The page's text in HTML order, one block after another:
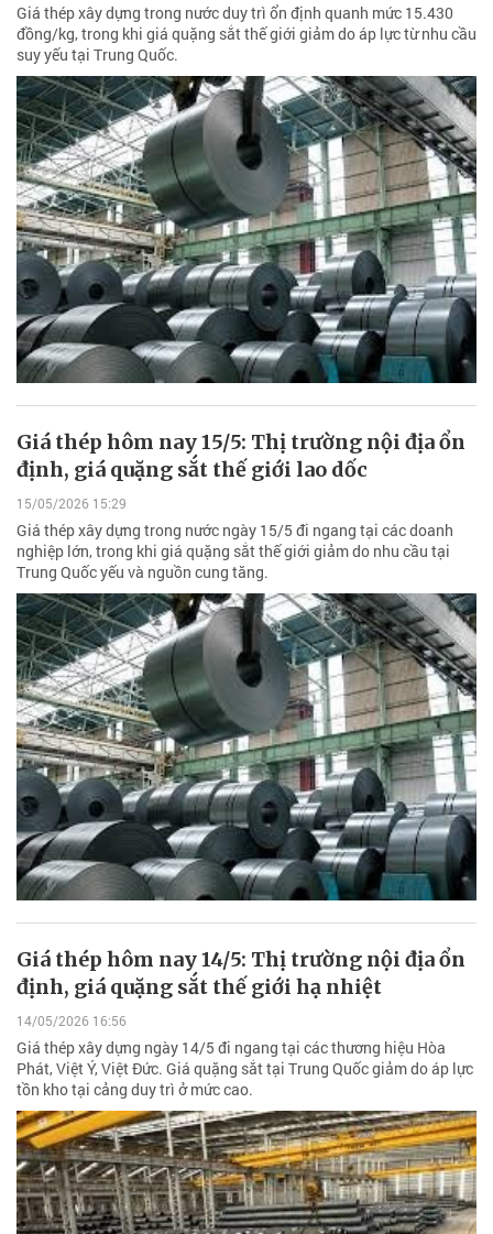
Giá thép xây dựng trong nước duy trì ổn định quanh mức 15.430
đồng/kg, trong khi giá quặng sắt thế giới giảm do áp lực từ nhu cầu
suy yếu tại Trung Quốc.
Giá thép hôm nay 15/5: Thị trường nội địa ổn
định, giá quặng sắt thế giới lao dốc
15/05/2026 15:29
Giá thép xây dựng trong nước ngày 15/5 đi ngang tại các doanh
nghiệp lớn, trong khi giá quặng sắt thế giới giảm do nhu cầu tại
Trung Quốc yếu và nguồn cung tăng.
Giá thép hôm nay 14/5: Thị trường nội địa ổn
định, giá quặng sắt thế giới hạ nhiệt
14/05/2026 16:56
Giá thép xây dựng ngày 14/5 đi ngang tại các thương hiệu Hòa
Phát, Việt Ý, Việt Đức. Giá quặng sắt tại Trung Quốc giảm do áp lực
tồn kho tại cảng duy trì ở mức cao.